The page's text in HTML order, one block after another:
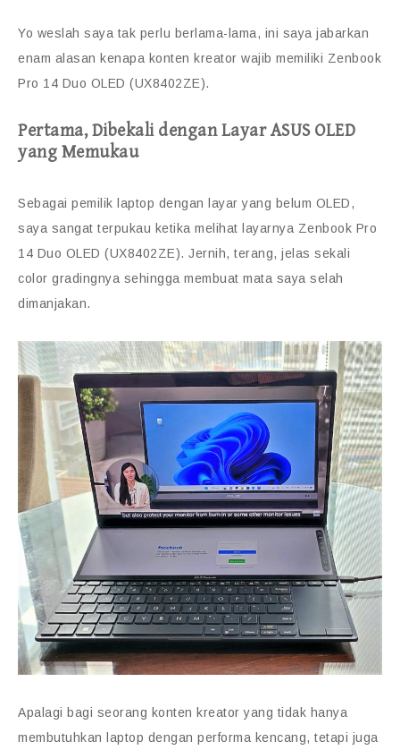
Yo weslah saya tak perlu berlama-lama, ini saya jabarkan
enam alasan kenapa konten kreator wajib memiliki Zenbook
Pro 14 Duo OLED (UX8402ZE).
Pertama,Dibekali dengan Layar ASUS OLED
yang Memukau
Sebagai pemilik laptop dengan layar yang belum OLED,
saya sangat terpukau ketika melihat layarnya Zenbook Pro
14 Duo OLED (UX8402ZE). Jernih, terang, jelas sekali
color gradingnya sehingga membuat mata saya selah
dimanjakan.
Apalagi bagi seorang konten kreator yang tidak hanya
membutuhkan laptop dengan performa kencang, tetapi juga